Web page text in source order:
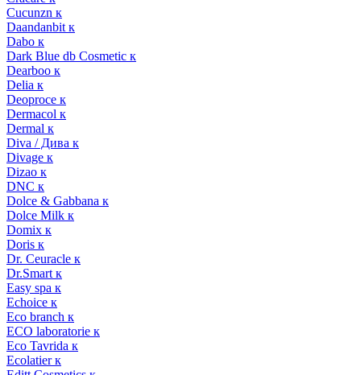
Cucunzn к
Daandanbit к
Dabo к
Dark Blue db Cosmetic к
Dearboo к
Delia к
Deoproce к
Dermacol к
Dermal к
Diva / Дива к
Divage к
Dizao к
DNC к
Dolce & Gabbana к
Dolce Milk к
Domix к
Doris к
Dr. Ceuracle к
Dr.Smart к
Easy spa к
Echoice к
Eco branch к
ECO laboratorie к
Eco Tavrida к
Ecolatier к